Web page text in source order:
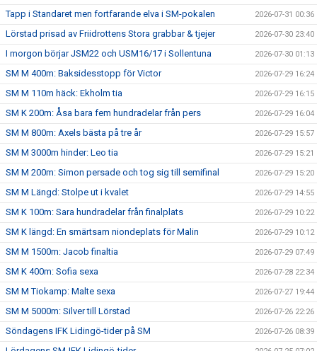
Tapp i Standaret men fortfarande elva i SM-pokalen 2026-07-31 00:36
Lörstad prisad av Friidrottens Stora grabbar & tjejer 2026-07-30 23:40
I morgon börjar JSM22 och USM16/17 i Sollentuna 2026-07-30 01:13
SM M 400m: Baksidesstopp för Victor 2026-07-29 16:24
SM M 110m häck: Ekholm tia 2026-07-29 16:15
SM K 200m: Åsa bara fem hundradelar från pers 2026-07-29 16:04
SM M 800m: Axels bästa på tre år 2026-07-29 15:57
SM M 3000m hinder: Leo tia 2026-07-29 15:21
SM M 200m: Simon persade och tog sig till semifinal 2026-07-29 15:20
SM M Längd: Stolpe ut i kvalet 2026-07-29 14:55
SM K 100m: Sara hundradelar från finalplats 2026-07-29 10:22
SM K längd: En smärtsam niondeplats för Malin 2026-07-29 10:12
SM M 1500m: Jacob finaltia 2026-07-29 07:49
SM K 400m: Sofia sexa 2026-07-28 22:34
SM M Tiokamp: Malte sexa 2026-07-27 19:44
SM M 5000m: Silver till Lörstad 2026-07-26 22:26
Söndagens IFK Lidingö-tider på SM 2026-07-26 08:39